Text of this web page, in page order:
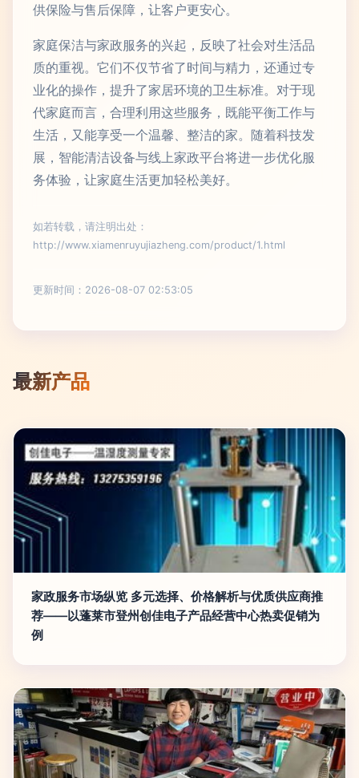
供保险与售后保障，让客户更安心。
家庭保洁与家政服务的兴起，反映了社会对生活品
质的重视。它们不仅节省了时间与精力，还通过专
业化的操作，提升了家居环境的卫生标准。对于现
代家庭而言，合理利用这些服务，既能平衡工作与
生活，又能享受一个温馨、整洁的家。随着科技发
展，智能清洁设备与线上家政平台将进一步优化服
务体验，让家庭生活更加轻松美好。
如若转载，请注明出处：
http://www.xiamenruyujiazheng.com/product/1.html
更新时间：2026-08-07 02:53:05
最新产品
家政服务市场纵览 多元选择、价格解析与优质供应商推
荐——以蓬莱市登州创佳电子产品经营中心热卖促销为
例